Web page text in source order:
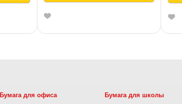
Бумага для офиса Бумага для школы